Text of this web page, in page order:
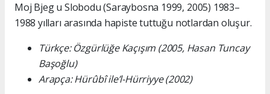
Moj Bjeg u Slobodu (Saraybosna 1999, 2005) 1983–
1988 yılları arasında hapiste tuttuğu notlardan oluşur.
Türkçe: Özgürlüğe Kaçışım (2005, Hasan Tuncay
Başoğlu)
Arapça: Hürûbî ile’l-Hürriyye (2002)